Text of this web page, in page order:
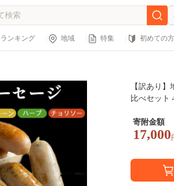
ランキング 地域 特集 初めての方
【訳あり
比べセット
ロリー 生
寄附金額
17,000